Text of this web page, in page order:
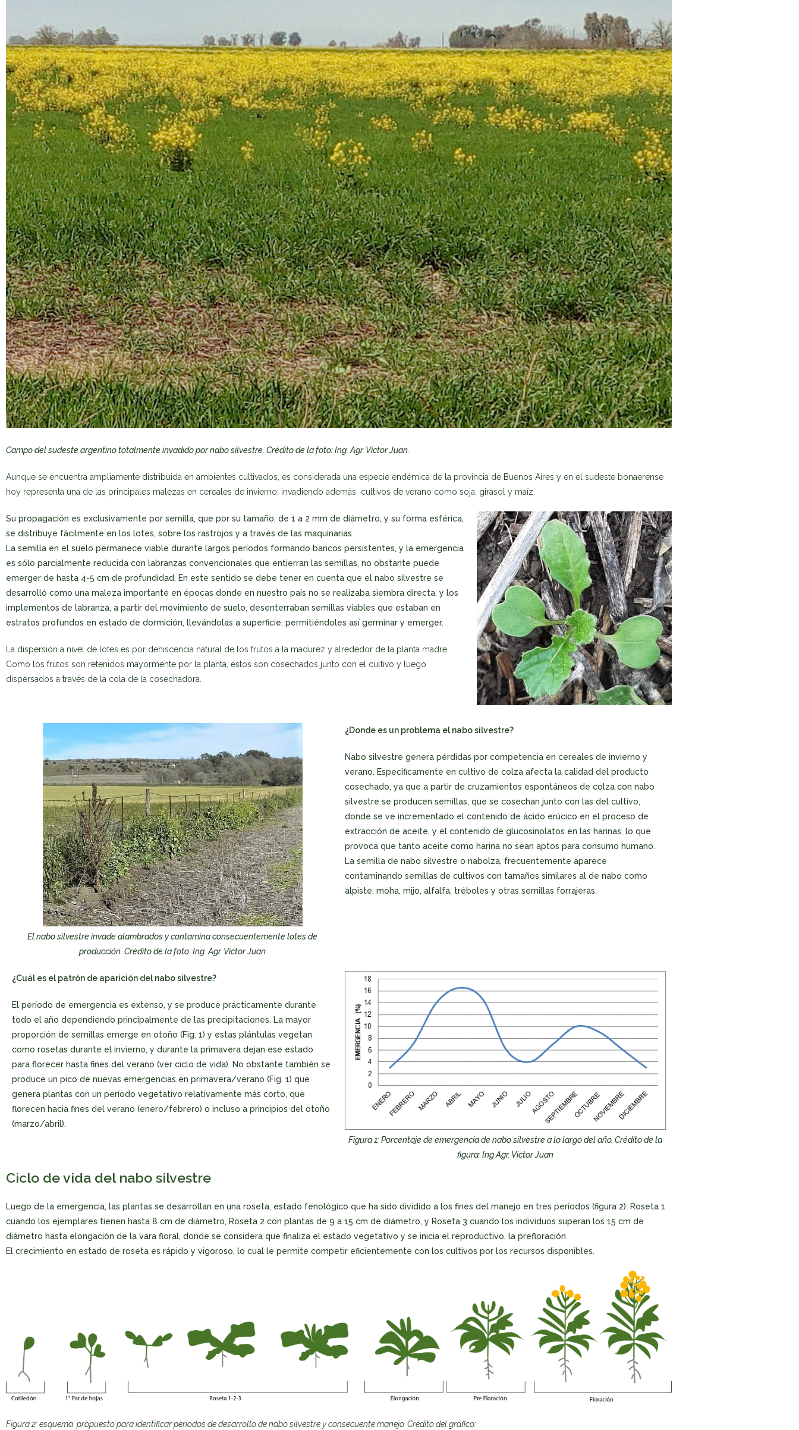
Campo del sudeste argentino totalmente invadido por nabo silvestre. Crédito de la foto: Ing. Agr. Victor Juan.
Aunque se encuentra ampliamente distribuida en ambientes cultivados, es considerada una especie endémica de la provincia de Buenos Aires y en el sudeste bonaerense
hoy representa una de las principales malezas en cereales de invierno, invadiendo además cultivos de verano como soja, girasol y maíz.
Su propagación es exclusivamente por semilla, que por su tamaño, de 1 a 2 mm de diámetro, y su forma esférica,
se distribuye fácilmente en los lotes, sobre los rastrojos y a través de las maquinarias.
La semilla en el suelo permanece viable durante largos períodos formando bancos persistentes, y la emergencia
es sólo parcialmente reducida con labranzas convencionales que entierran las semillas, no obstante puede
emerger de hasta 4-5 cm de profundidad. En este sentido se debe tener en cuenta que el nabo silvestre se
desarrolló como una maleza importante en épocas donde en nuestro país no se realizaba siembra directa, y los
implementos de labranza, a partir del movimiento de suelo, desenterraban semillas viables que estaban en
estratos profundos en estado de dormición, llevándolas a superficie, permitiéndoles así germinar y emerger.
La dispersión a nivel de lotes es por dehiscencia natural de los frutos a la madurez y alrededor de la planta madre.
Como los frutos son retenidos mayormente por la planta, estos son cosechados junto con el cultivo y luego
dispersados a través de la cola de la cosechadora.
El nabo silvestre invade alambrados y contamina consecuentemente lotes de
producción. Crédito de la foto: Ing. Agr. Victor Juan
¿Donde es un problema el nabo silvestre?
Nabo silvestre genera pérdidas por competencia en cereales de invierno y
verano. Específicamente en cultivo de colza afecta la calidad del producto
cosechado, ya que a partir de cruzamientos espontáneos de colza con nabo
silvestre se producen semillas, que se cosechan junto con las del cultivo,
donde se ve incrementado el contenido de ácido erúcico en el proceso de
extracción de aceite, y el contenido de glucosinolatos en las harinas, lo que
provoca que tanto aceite como harina no sean aptos para consumo humano.
La semilla de nabo silvestre o nabolza, frecuentemente aparece
contaminando semillas de cultivos con tamaños similares al de nabo como
alpiste, moha, mijo, alfalfa, tréboles y otras semillas forrajeras.
¿Cuál es el patrón de aparición del nabo silvestre?
El período de emergencia es extenso, y se produce prácticamente durante
todo el año dependiendo principalmente de las precipitaciones. La mayor
proporción de semillas emerge en otoño (Fig. 1) y estas plántulas vegetan
como rosetas durante el invierno, y durante la primavera dejan ese estado
para florecer hasta fines del verano (ver ciclo de vida). No obstante también se
produce un pico de nuevas emergencias en primavera/verano (Fig. 1) que
genera plantas con un período vegetativo relativamente más corto, que
florecen hacia fines del verano (enero/febrero) o incluso a principios del otoño
(marzo/abril).
Figura 1: Porcentaje de emergencia de nabo silvestre a lo largo del año. Crédito de la
figura: Ing Agr. Victor Juan
Ciclo de vida del nabo silvestre
Luego de la emergencia, las plantas se desarrollan en una roseta, estado fenológico que ha sido dividido a los fines del manejo en tres períodos (figura 2): Roseta 1
cuando los ejemplares tienen hasta 8 cm de diámetro, Roseta 2 con plantas de 9 a 15 cm de diámetro, y Roseta 3 cuando los individuos superan los 15 cm de
diámetro hasta elongación de la vara floral, donde se considera que finaliza el estado vegetativo y se inicia el reproductivo, la prefloración.
El crecimiento en estado de roseta es rápido y vigoroso, lo cual le permite competir eficientemente con los cultivos por los recursos disponibles.
Figura 2: esquema propuesto para identificar periodos de desarrollo de nabo silvestre y consecuente manejo. Crédito del gráfico: